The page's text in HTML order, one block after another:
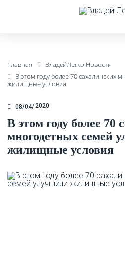
Главная
ВладейЛегко Новости
В этом году более 70 сахалинских
жилищные условия
08/04 2020
В этом году более 70
многодетных семей
жилищные условия